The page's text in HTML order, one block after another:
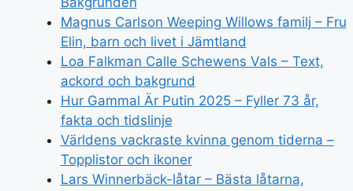
Magnus Carlson Weeping Willows familj – Fru
Elin, barn och livet i Jämtland
Loa Falkman Calle Schewens Vals – Text,
ackord och bakgrund
Hur Gammal Är Putin 2025 – Fyller 73 år,
fakta och tidslinje
Världens vackraste kvinna genom tiderna –
Topplistor och ikoner
Lars Winnerbäck-låtar – Bästa låtarna,